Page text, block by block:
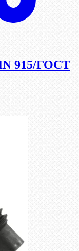
915/ГОСТ